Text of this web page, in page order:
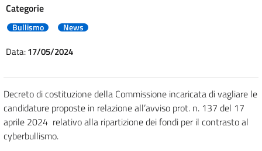
Categorie
Bullismo News
Data:17/05/2024
Decreto di costituzione della Commissione incaricata di vagliare le
candidature proposte in relazione all’avviso prot. n. 137 del 17
aprile 2024 relativo alla ripartizione dei fondi per il contrasto al
cyberbullismo.